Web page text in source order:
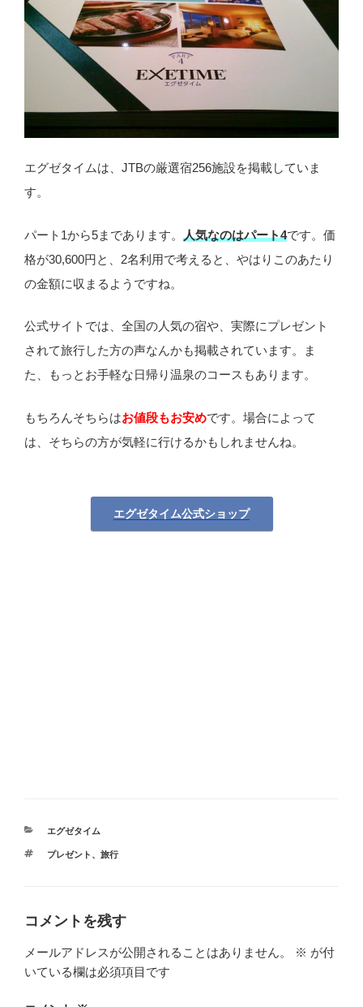
エグゼタイムは、JTBの厳選宿256施設を掲載していま
す。
パート1から5まであります。 人気なのはパート4です。価
格が30,600円と、2名利用で考えると、やはりこのあたり
の金額に収まるようですね。
公式サイトでは、全国の人気の宿や、実際にプレゼント
されて旅行した方の声なんかも掲載されています。ま
た、もっとお手軽な日帰り温泉のコースもあります。
もちろんそちらはお値段もお安めです。場合によって
は、そちらの方が気軽に行けるかもしれませんね。
エグゼタイム公式ショップ
カ
ゴ
エグゼタイム
タ
プレゼント 、 旅行
コメントを残す
メールアドレスが公開されることはありません。 ※ が付
いている欄は必須項目です